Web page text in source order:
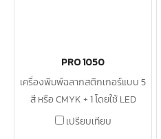
PRO 1050
เครื่องพิมพ์ฉลากสติกเกอร์แบบ 5
สี หรือ CMYK + 1 โดยใช้ LED
ดิจิทัลร่วมกับเทคโนโลยีผงหมึก
เปรียบเทียบ